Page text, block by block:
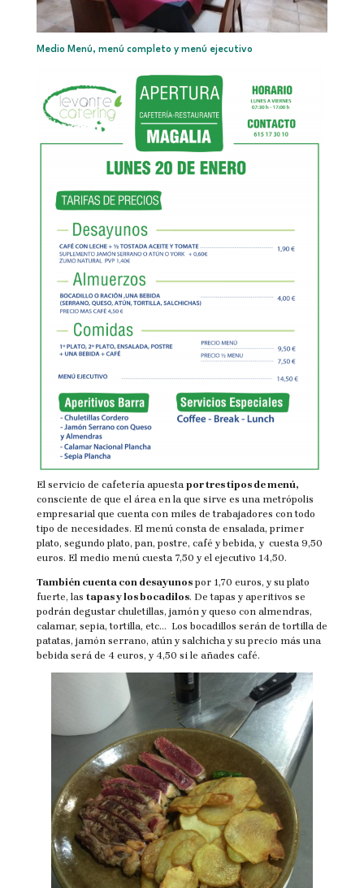
Medio Menú, menú completo y menú ejecutivo
El servicio de cafetería apuesta por tres tipos de menú,
consciente de que el área en la que sirve es una metrópolis
empresarial que cuenta con miles de trabajadores con todo
tipo de necesidades. El menú consta de ensalada, primer
plato, segundo plato, pan, postre, café y bebida, y cuesta 9,50
euros. El medio menú cuesta 7,50 y el ejecutivo 14,50.
También cuenta con desayunospor 1,70 euros, y su plato
fuerte, las tapas y los bocadilos. De tapas y aperitivos se
podrán degustar chuletillas, jamón y queso con almendras,
calamar, sepia, tortilla, etc… Los bocadillos serán de tortilla de
patatas, jamón serrano, atún y salchicha y su precio más una
bebida será de 4 euros, y 4,50 si le añades café.